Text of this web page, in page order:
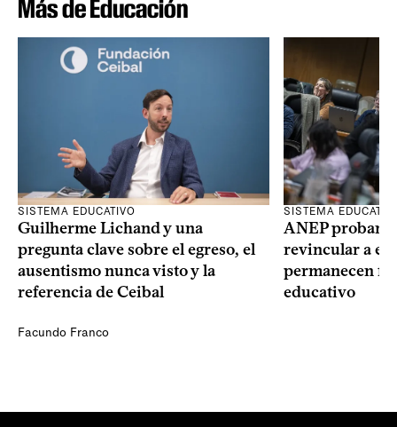
Más de Educación
SISTEMA EDUCATIVO
Guilherme Lichand y una
pregunta clave sobre el egreso, el
ausentismo nunca visto y la
referencia de Ceibal
Facundo Franco
SISTEMA
ANEP probará
revincular a
permanecen
educativo